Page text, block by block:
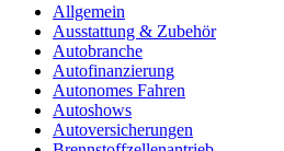
Allgemein
Ausstattung & Zubehör
Autobranche
Autofinanzierung
Autonomes Fahren
Autoshows
Autoversicherungen